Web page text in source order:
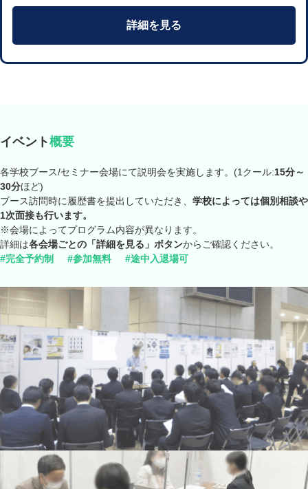
詳細を見る
イベント概要
各学校ブース/セミナー会場にて説明会を実施します。(1クール:15分～
30分ほど)
ブース訪問時に履歴書を提出していただき、 学校によっては個別相談や
1次面接も行います。
※会場によってプログラム内容が異なります。
詳細は各会場ごとの「詳細を見る」ボタンからご確認ください。
#完全予約制
#参加無料 #途中入退場可